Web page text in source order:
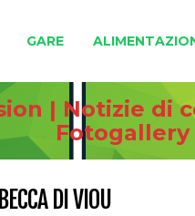
GARE
| Notizie di
DI VIOU